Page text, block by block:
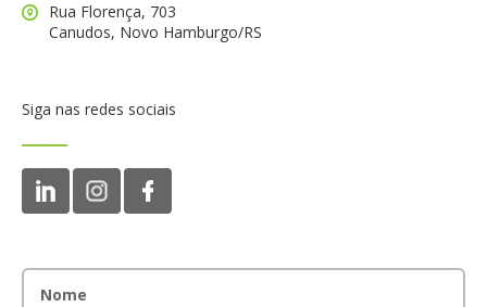
Rua Florença, 703
Canudos, Novo Hamburgo/RS
Siga nas redes sociais
Nome